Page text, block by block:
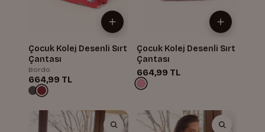
Çocuk Kolej Desenli Sırt
Çantası
Bordo
664,99 TL
Çocuk Kolej Desenli Sırt
Çantası
664,99 TL